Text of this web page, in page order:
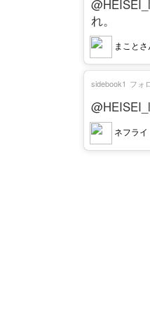
れ。
まこと
ネフラ
sidebook1 フォ